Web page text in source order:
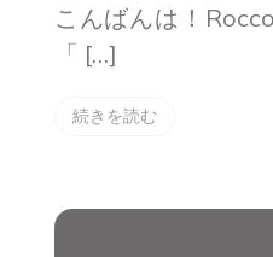
こんばんは！
「 […]
続きを読む